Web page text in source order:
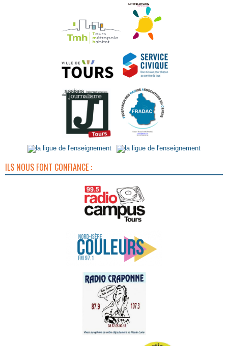
ILS NOUS FONT CONFIANCE :